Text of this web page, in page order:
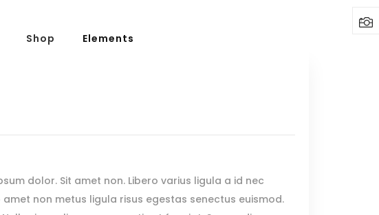
Shop Elements
Columns
Dropcaps
dolor. Sit amet non. Libero varius ligula a id nec
amet non metus ligula risus egestas senectus euismod.